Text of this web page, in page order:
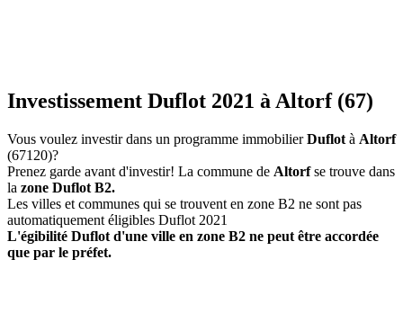
Investissement Duflot 2021 à Altorf (67)
Vous voulez investir dans un programme immobilierDuflot à Altorf
(67120)?
Prenez garde avant d'investir! La commune de Altorfse trouve dans
la zone Duflot B2.
Les villes et communes qui se trouvent en zone B2 ne sont pas
automatiquement éligibles Duflot 2021
L'égibilité Duflot d'une ville en zone B2 ne peut être accordée
que par le préfet.